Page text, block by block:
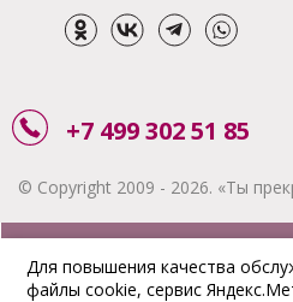
+7 499 302 51 85
© Copyright 2009 - 2026. «Ты
Для повышения качества
файлы cookie, сервис